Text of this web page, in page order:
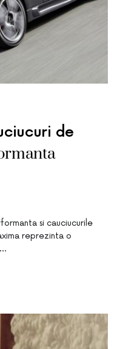
de
si cauciucurile
reprezinta o